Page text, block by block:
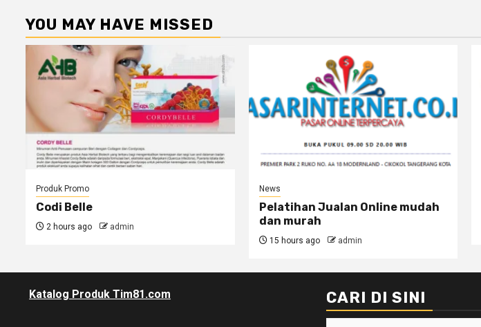
YOU MAY HAVE MISSED
Produk Promo
Codi Belle
2 hours ago admin
News
Pelatihan Jualan Online mudah
dan murah
15 hours ago admin
Katalog Produk Tim81.com CARI DI SINI